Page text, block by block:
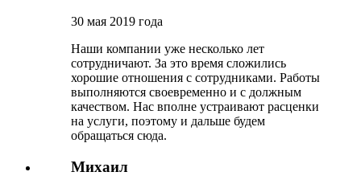
30 мая 2019 года
Наши компании уже несколько лет
сотрудничают. За это время сложились
хорошие отношения с сотрудниками. Работы
выполняются своевременно и с должным
качеством. Нас вполне устраивают расценки
на услуги, поэтому и дальше будем
обращаться сюда.
Михаил